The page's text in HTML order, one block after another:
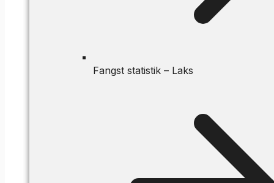
Fangst statistik – Laks